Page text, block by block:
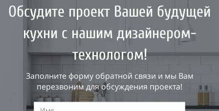
Обсудите проект Вашей будущей
кухни с нашим дизайнером-
технологом!
Заполните форму обратной связи и мы Вам
перезвоним для обсуждения проекта!